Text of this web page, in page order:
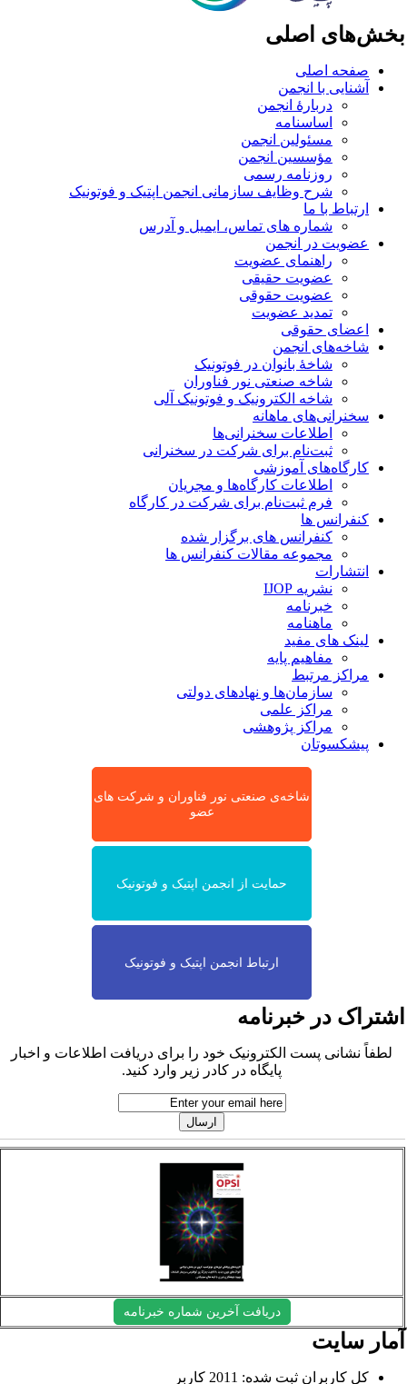
اصلی
صفحه اصلی
آشنایی با انجمن
دربارۀ انجمن
اساسنامه
مسئولین انجمن
مؤسسین انجمن
روزنامه رسمی
شرح وظایف سازمانی انجمن اپتیک و فوتونیک
ارتباط با ما
شماره های تماس، ایمیل و آدرس
عضویت در انجمن
راهنمای عضویت
عضویت حقیقی
عضویت حقوقی
تمدید عضویت
اعضای حقوقی
شاخه‌های انجمن
شاخۀ بانوان در فوتونیک
شاخه صنعتی نور فناوران
شاخه‌ الکترونیک و فوتونیک آلی
سخنرانی‌های ماهانه
اطلاعات سخنرانی‌‌ها
ثبت‌نام برای شرکت در سخنرانی
کارگاه‌های آموزشی
اطلاعات کارگاه‌ها و مجریان
فرم ثبت‌نام برای شرکت در کارگاه
کنفرانس ها
کنفرانس های برگزار شده
مجموعه مقالات کنفرانس ها
انتشارات
نشریه IJOP
خبرنامه
ماهنامه
لینک های مفید
مفاهیم پایه
مراکز مرتبط
سازمان‌ها و نهادهای دولتی
مراکز علمی
مراکز پژوهشی
پیشکسوتان
شاخه‌ی صنعتی نور فناوران و شرکت های
عضو
حمایت از انجمن اپتیک و فوتونیک
ارتباط انجمن اپتیک و فوتونیک
در خبرنامه
لطفاً نشانی پست الکترونیک خود را برای دریافت اطلاعات و اخبار
پایگاه در کادر زیر وارد کنید.
دریافت آخرین شماره خبرنامه
سایت
کل کاربران ثبت شده: 2011 کاربر